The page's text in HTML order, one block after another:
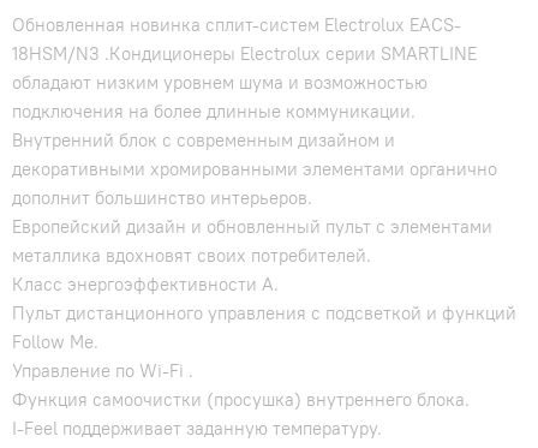
Обновленная новинка сплит-систем Electrolux EACS-
18HSM/N3 .Кондиционеры Electrolux серии SMARTLINE
обладают низким уровнем шума и возможностью
подключения на более длинные коммуникации.
Внутренний блок с современным дизайном и
декоративными хромированными элементами органично
дополнит большинство интерьеров.
Европейский дизайн и обновленный пульт с элементами
металлика вдохновят своих потребителей.
Класс энергоэффективности А.
Пульт дистанционного управления с подсветкой и функций
Follow Me.
Управление по Wi-Fi .
Функция самоочистки (просушка) внутреннего блока.
I-Feel поддерживает заданную температуру.